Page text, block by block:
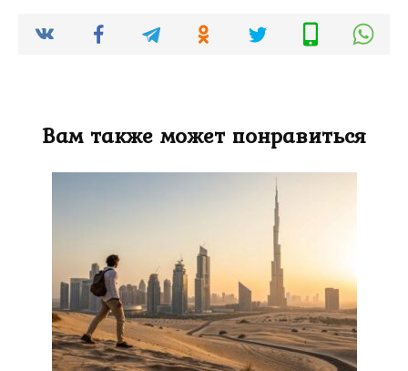
Вам также может понравиться